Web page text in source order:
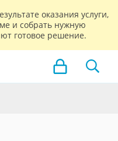
оказания услуги,
и собрать нужную
готовое решение.